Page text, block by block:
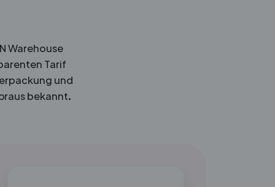
Warehouse
Tarif
und
bekannt.